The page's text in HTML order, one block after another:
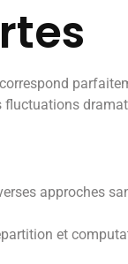
fluctuations
approches
et